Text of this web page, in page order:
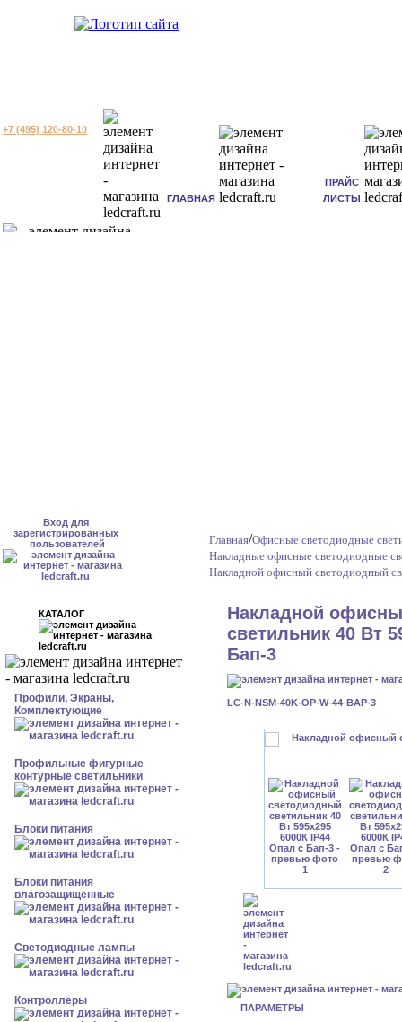
+7 (495) 120-80-10
ГЛАВНАЯ
ПРАЙС
ЛИСТЫ
Вход для
зарегистрированных
пользователей
КАТАЛОГ
Профили, Экраны,
Комплектующие
Профильные фигурные
контурные светильники
Блоки питания
Блоки питания
влагозащищенные
Светодиодные лампы
Контроллеры
Главная/Офисные светодиодные
Накладные офисные светодиодные
Накладной офисный светодиодный
Накладной
светильник 40 Вт
Бап-3
LC-N-NSM-40K-OP-W-44-BAP-3
ПАРАМЕТРЫ